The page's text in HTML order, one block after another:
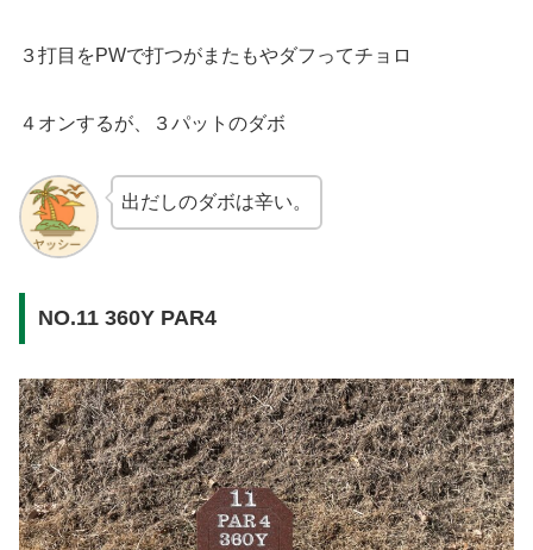
３打目をPWで打つがまたもやダフってチョロ
４オンするが、３パットのダボ
出だしのダボは辛い。
NO.11 360Y PAR4